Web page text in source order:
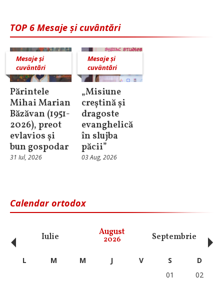
TOP 6 Mesaje și cuvântări
Mesaje și
cuvântări
Părintele
Mihai Marian
Băzăvan (1951-
2026), preot
evlavios și
bun gospodar
31 Iul, 2026
Mesaje și
cuvântări
„Misiune
creștină și
dragoste
evanghelică
în slujba
păcii”
03 Aug, 2026
Calendar ortodox
Iulie August
2026 Septembrie
‹ L M M J V S
D
01
02